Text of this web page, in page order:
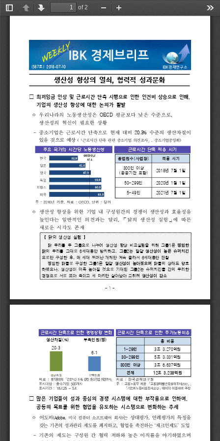
TogglePreviousNext
of 2
Zoom
- -
생산성  향상의  열쇠 ,  협력적  성과문화
최저임금  인상  및  근로시간  단축  시행으로  인한  인건비  상승으로  인해
기업의 
생산성  향상에  대한  논의가  활발
ᄋ 우리나라의 노동생산성은 OECD 평균보다 낮은 수준으로,
생산성의
혁신이 필요한 상황
-
중소기업은 근로시간 단축으로 현재 대비 20.3% 수준의
생산차질이
있을
것으로 예상 (「 근로시간 단축 관련 중소기업 의견조사 」, 중소기업중앙회 )
주요 국가의 시간당 노동생산성 근로시간 단축 적용 시기
종업원수(사업장) 적용 시기
300인 이상
(공공기관 포함)
2018년 7월 1 일
50~299 인 2020년 1 월 1 일
5~49인 2021 년 7월 1 일
주 : 2016년 기준, 자료 : OECD, 단위 : 달러
ᄋ 생산성 향상을 위한 기업 내 구성원간의 경쟁이 생산성과
효율성을
높인다는
일반적인 의견과는 달리, ⌜ 닭의 생산성 실험 에
따른
새로운 시각도 존재
【 닭의 생산성 실험 】
닭 무리를 두 그룹으로 나누어 생산성 향상 비교실험을 위해 그룹 1 은 평범한
닭의 무리를 그대로 6세대동안 방치하고 , 그룹 2는 달걀 생산성이 높은
슈퍼치킨
으로만
구성한 후, 매 세대 뛰어난 개체만 계속 골라서 6세대동안
관찰
평범한
닭들로 구성한 그룹 1 은 달걀 생산성이 높아졌으며 닭들의 상태도 양호
하였으나
, 생산성이 더욱 높아질 것으로 기대된 그룹 2는 슈퍼치킨들 간의
무리한
경쟁으로 서로 쪼아 죽이고 세 마리만 살아남아 오히려 생산성이 감소
(587 호) 2018-07-10 IBK경제연구소
많은  기업들이  성과  중심의  경쟁  시스템에  대한  부작용으로  인하여
공동의 
목표를  위한  협업을  유도하는  시스템으로  변화하는  추세
ᄋ 어도비 (Adobe, 미국 컴퓨터 소프트웨어 회사 )는 상대평가 , 연례평가의
특징을
갖는
기존의 성과관리 제도를 폐지하고 , 협업을 촉진하는 ‘체크인제도 ’ 도입
-
기존의 제도는 구성원 간 협력 저하와 높은 이직률을 야기하였으며
근로시간 단축으로 인한 경영상황 변화 근로시간 단축으로 인한 추가노동비용
생산차질 (%) 부족인원 (명 )
총 비용
1~29인 3조 3,270 억원
30~299인 5조 3,331 억원
300인 이상 3조 6,637 억원
전체
12조 3,238억원
자료 :중기중앙회 「
근로시간 단축 관련 중소기업 의견조사
」
조사대상
: 중소기업 500
개사
조사기간
: ’18.4.25 ~ 5.4
자료 : 한국경제연구원
주 : 고용노동부 제공 「
고용형태별근로실태조사 」
「
기업체노동비용조사 」데이터 이용하여 추정
20.3
6.1